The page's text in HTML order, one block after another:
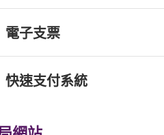
電子支票
快速支付系統